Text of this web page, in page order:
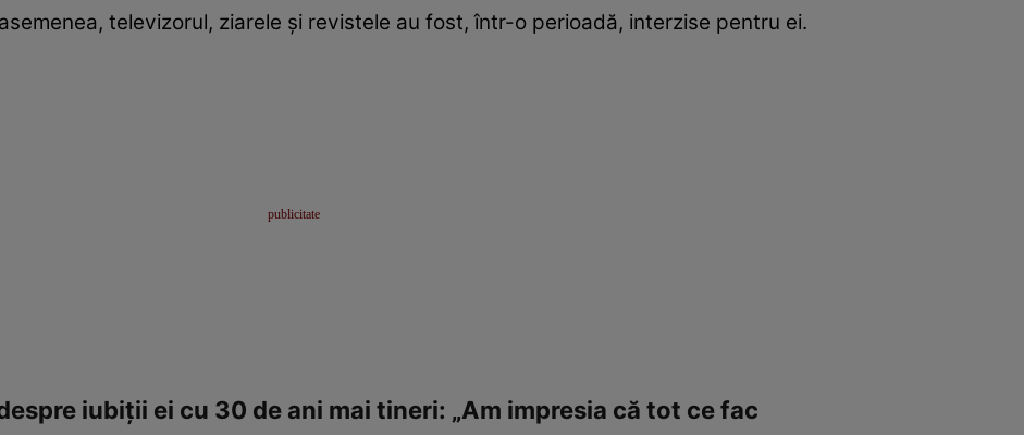
televizorul, ziarele şi revistele au fost, într-o perioadă, interzise pentru ei.
iubiţii ei cu 30 de ani mai tineri: „Am impresia că tot ce fac